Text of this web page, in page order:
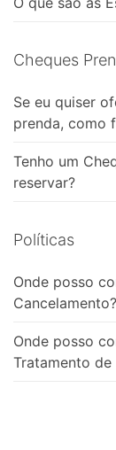
Cheques
Se eu quiser
prenda, como
Tenho um
reservar?
Políticas
Onde posso
Cancelamento?
Onde posso
Tratamento de